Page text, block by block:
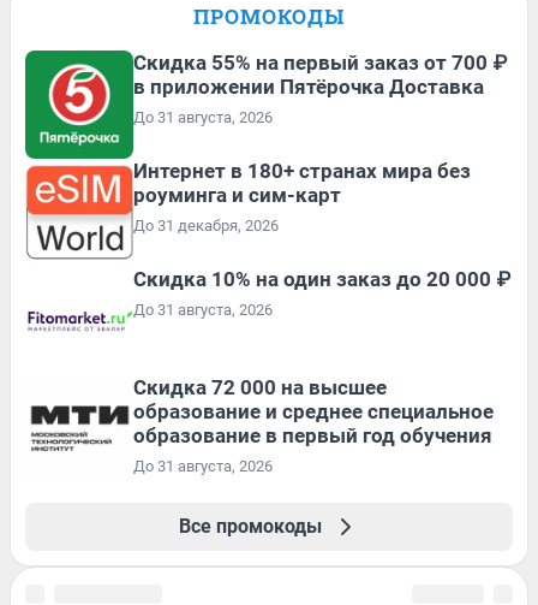
ПРОМОКОДЫ
Скидка 55% на первый заказ от 700 ₽
в приложении Пятёрочка Доставка
До 31 августа, 2026
Интернет в 180+ странах мира без
роуминга и сим-карт
До 31 декабря, 2026
Скидка 10% на один заказ до 20 000 ₽
До 31 августа, 2026
Скидка 72 000 на высшее
образование и среднее специальное
образование в первый год обучения
До 31 августа, 2026
Все промокоды